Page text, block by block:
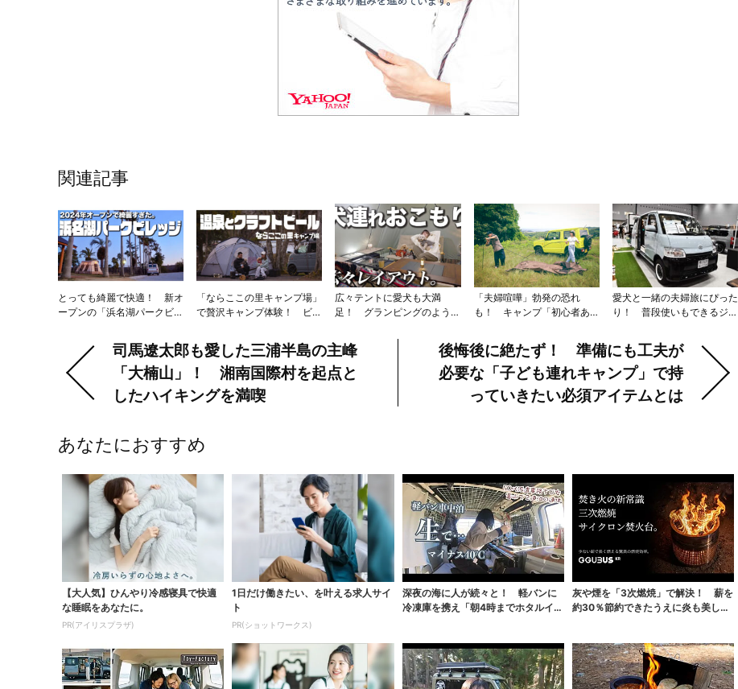
関連記事
とっても綺麗で快適！ 新オ
ープンの「浜名湖パークビレ
「ならここの里キャンプ場」
で贅沢キャンプ体験！ ビア
仲良し夫婦がのんびり散策
広々テントに愛犬も大満
足！ グランピングのような
「真似したい」の声が続出
「夫婦喧嘩」勃発の恐れ
も！ キャンプ「初心者ある
「対策」
愛犬と一緒の夫婦旅にぴった
り！ 普段使いもできるジャ
パー」の中身とは
の
事・
次
記
Previous: 司馬遼太郎も愛した三浦半島の主峰
「大楠山」！ 湘南国際村を起点と
したハイキングを満喫
後悔後に絶たず！ 準備にも工夫が
必要な「子ども連れキャンプ」で持
っていきたい必須アイテムとは
あなたにおすすめ
【大人気】ひんやり冷感寝具で快適
な睡眠をあなたに。
PR(アイリスプラザ)
1日だけ働きたい、を叶える求人サイ
ト
PR(ショットワークス)
深夜の海に人が続々と！ 軽バンに
冷凍庫を携え「朝4時までホタルイカ
灰や煙を「3次燃焼」で解決！ 薪を
約30％節約できたうえに炎も美しく